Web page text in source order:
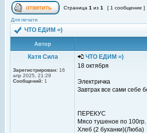
Страница 1 из 1 [ 1 сообщение ]
Для печати
ЧТО ЕДИМ =)
Автор
Катя Сила
Зарегистрирован: 16
апр 2025, 21:29
Сообщений: 1
ЧТО ЕДИМ =)
18 октября
Электричка
Завтрак все сами себе
ПЕРЕКУС
Мясо тушеное по
Хлеб (2 буханки)(Люба)